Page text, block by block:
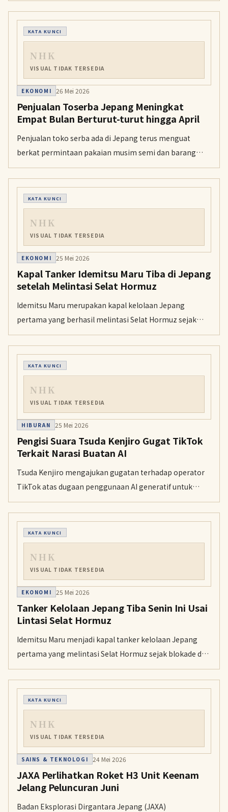
lainnya masih berada di Teluk Persia.
KATA KUNCI
NHK
VISUAL TIDAK TERSEDIA
EKONOMI 26 Mei 2026
Penjualan Toserba Jepang Meningkat
Empat Bulan Berturut-turut hingga April
Penjualan toko serba ada di Jepang terus menguat
berkat permintaan pakaian musim semi dan barang
mewah. Peningkatan belanja wisatawan mancanegara
turut mendongkrak pendapatan sektor ritel ini.
KATA KUNCI
NHK
VISUAL TIDAK TERSEDIA
EKONOMI 25 Mei 2026
Kapal Tanker Idemitsu Maru Tiba di Jepang
setelah Melintasi Selat Hormuz
Idemitsu Maru merupakan kapal kelolaan Jepang
pertama yang berhasil melintasi Selat Hormuz sejak
penutupan efektif dimulai. Kapal ini mengangkut 2 juta
barel minyak mentah untuk diolah menjadi produk
minyak bumi.
KATA KUNCI
NHK
VISUAL TIDAK TERSEDIA
HIBURAN 25 Mei 2026
Pengisi Suara Tsuda Kenjiro Gugat TikTok
Terkait Narasi Buatan AI
Tsuda Kenjiro mengajukan gugatan terhadap operator
TikTok atas dugaan penggunaan AI generatif untuk
meniru suaranya tanpa izin dalam ratusan video.
KATA KUNCI
NHK
VISUAL TIDAK TERSEDIA
EKONOMI 25 Mei 2026
Tanker Kelolaan Jepang Tiba Senin Ini Usai
Lintasi Selat Hormuz
Idemitsu Maru menjadi kapal tanker kelolaan Jepang
pertama yang melintasi Selat Hormuz sejak blokade de
facto dimulai. Kapal pembawa 2 juta barel minyak Arab
Saudi ini dijadwalkan tiba di Prefektur Aichi pada Senin
siang.
KATA KUNCI
NHK
VISUAL TIDAK TERSEDIA
SAINS & TEKNOLOGI 24 Mei 2026
JAXA Perlihatkan Roket H3 Unit Keenam
Jelang Peluncuran Juni
Badan Eksplorasi Dirgantara Jepang (JAXA)